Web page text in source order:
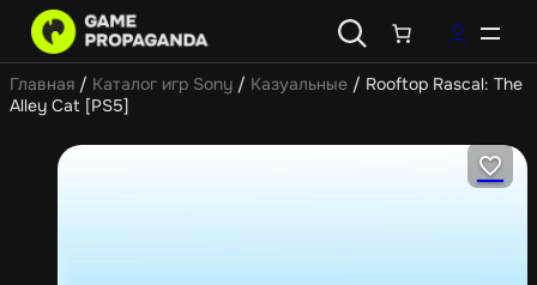
Главная / Каталог игр Sony / Казуальные / Rooftop Rascal: The
Alley Cat [PS5]